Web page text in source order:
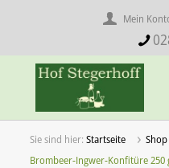
Mein
Startseite Shop
Brombeer-Ingwer-Konfitüre 250